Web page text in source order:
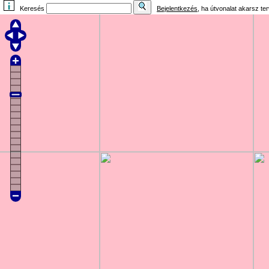
Keresés Bejelentkezés , ha útvonalat akarsz